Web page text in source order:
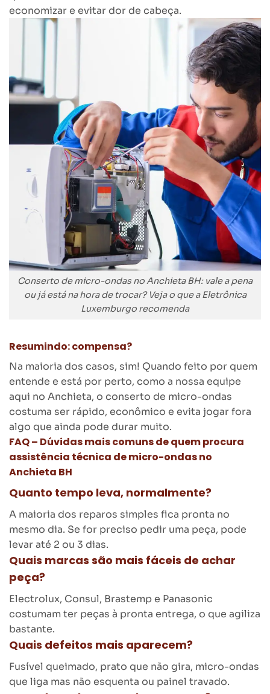
economizar e evitar dor de cabeça.
Conserto de micro-ondas no Anchieta BH: vale a pena
ou já está na hora de trocar? Veja o que a Eletrônica
Luxemburgo recomenda
Resumindo: compensa?
Na maioria dos casos, sim! Quando feito por quem
entende e está por perto, como a nossa equipe
aqui no Anchieta, o conserto de micro-ondas
costuma ser rápido, econômico e evita jogar fora
algo que ainda pode durar muito.
FAQ – Dúvidas mais comuns de quem procura
assistência técnica de micro-ondas no
Anchieta BH
Quanto tempo leva, normalmente?
A maioria dos reparos simples fica pronta no
mesmo dia. Se for preciso pedir uma peça, pode
levar até 2 ou 3 dias.
Quais marcas são mais fáceis de achar
peça?
Electrolux, Consul, Brastemp e Panasonic
costumam ter peças à pronta entrega, o que agiliza
bastante.
Quais defeitos mais aparecem?
Fusível queimado, prato que não gira, micro-ondas
que liga mas não esquenta ou painel travado.